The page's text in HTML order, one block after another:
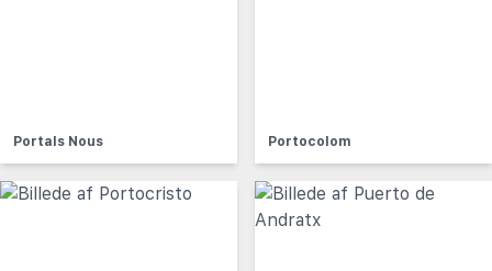
Portals Nous Portocolom